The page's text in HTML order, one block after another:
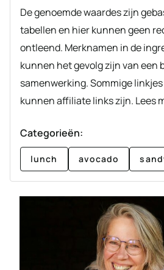
De genoemde waardes zijn gebaseerd op standaard
tabellen en hier kunnen geen
ontleend. Merknamen in de
kunnen het gevolg zijn van een
samenwerking. Sommige
kunnen affiliate links zijn. Lees
Categorieën:
lunch avocado